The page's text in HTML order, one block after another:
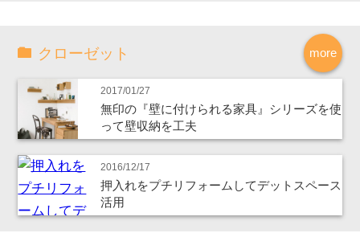
more
クローゼット
2017/01/27
無印の『壁に付けられる家具』シリーズを使
って壁収納を工夫
2016/12/17
押入れをプチリフォームしてデットスペース
活用